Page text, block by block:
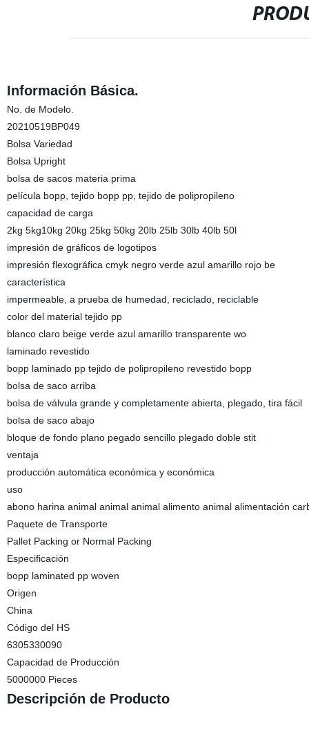
Información Básica.
No. de Modelo.
20210519BP049
Bolsa Variedad
Bolsa Upright
bolsa de sacos materia prima
película bopp, tejido bopp pp, tejido de polipropileno
capacidad de carga
2kg 5kg10kg 20kg 25kg 50kg 20lb 25lb 30lb 40lb 50l
impresión de gráficos de logotipos
impresión flexográfica cmyk negro verde azul amarillo rojo be
característica
impermeable, a prueba de humedad, reciclado, reciclable
color del material tejido pp
blanco claro beige verde azul amarillo transparente wo
laminado revestido
bopp laminado pp tejido de polipropileno revestido bopp
bolsa de saco arriba
bolsa de válvula grande y completamente abierta, plegado, tira fácil
bolsa de saco abajo
bloque de fondo plano pegado sencillo plegado doble stit
ventaja
producción automática económica y económica
uso
abono harina animal animal animal alimento animal alimentación
Paquete de Transporte
Pallet Packing or Normal Packing
Especificación
bopp laminated pp woven
Origen
China
Código del HS
6305330090
Capacidad de Producción
5000000 Pieces
Descripción de Producto